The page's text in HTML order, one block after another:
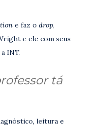
e faz o drop,
e ele com seus
INT.
tá
leitura e